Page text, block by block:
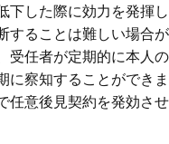
下した際に効力を発揮し
することは難しい場合が
受任者が定期的に本人の
に察知することができま
任意後見契約を発効させ